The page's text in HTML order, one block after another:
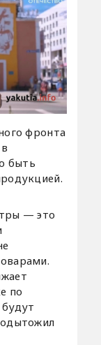
фронта
быть
— это
по